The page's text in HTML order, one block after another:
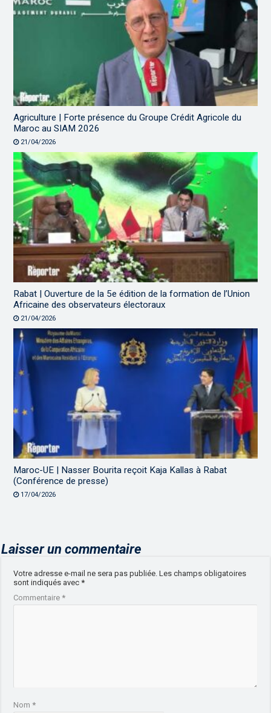
Agriculture | Forte présence du Groupe Crédit Agricole du
Maroc au SIAM 2026
21/04/2026
Rabat | Ouverture de la 5e édition de la formation de l’Union
Africaine des observateurs électoraux
21/04/2026
Maroc-UE | Nasser Bourita reçoit Kaja Kallas à Rabat
(Conférence de presse)
17/04/2026
Laisser un commentaire
Votre adresse e-mail ne sera pas publiée. Les champs obligatoires
sont indiqués avec*
Commentaire*
Nom*